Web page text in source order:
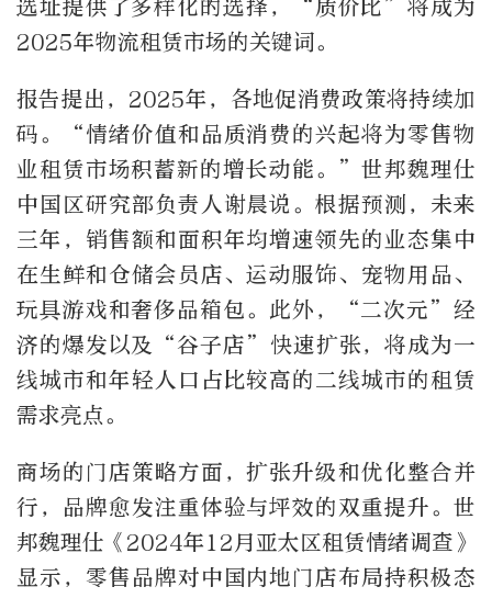
选址提供了多样化的选择，“质价比”将成为
2025年物流租赁市场的关键词。
报告提出，2025年，各地促消费政策将持续加
码。“情绪价值和品质消费的兴起将为零售物
业租赁市场积蓄新的增长动能。”世邦魏理仕
中国区研究部负责人谢晨说。根据预测，未来
三年，销售额和面积年均增速领先的业态集中
在生鲜和仓储会员店、运动服饰、宠物用品、
玩具游戏和奢侈品箱包。此外，“二次元”经
济的爆发以及“谷子店”快速扩张，将成为一
线城市和年轻人口占比较高的二线城市的租赁
需求亮点。
商场的门店策略方面，扩张升级和优化整合并
行，品牌愈发注重体验与坪效的双重提升。世
邦魏理仕《2024年12月亚太区租赁情绪调查》
显示，零售品牌对中国内地门店布局持积极态